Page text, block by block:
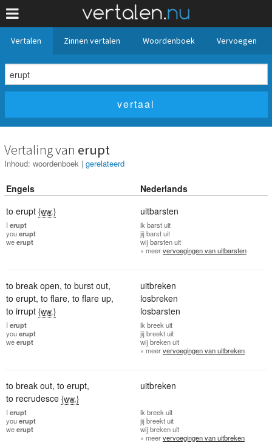
Vertalen Zinnen vertalen Woordenboek Vervoegen
Vertaling van erupt
Inhoud: woordenboek | gerelateerd
Engels
Nederlands
to erupt {ww.} uitbarsten
I erupt
youerupt
weerupt
ik barst uit
jijbarst uit
wijbarsten uit
» meervervoegingen van uitbarsten
to break open, to burst out,
to erupt, to flare, to flare up,
to irrupt {ww.}
uitbreken
losbreken
losbarsten
I erupt
youerupt
weerupt
ik breek uit
jijbreekt uit
wijbreken uit
» meervervoegingen van uitbreken
to break out, to erupt,
to recrudesce {ww.}
uitbreken
I erupt
youerupt
weerupt
ik breek uit
jijbreekt uit
wijbreken uit
» meervervoegingen van uitbreken